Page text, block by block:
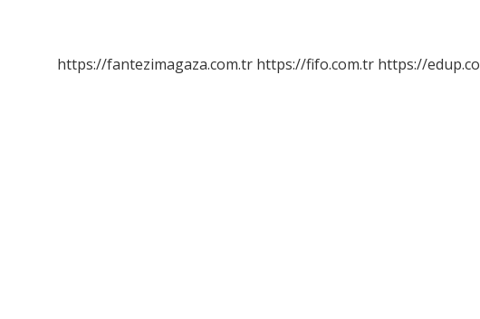
https://fantezimagaza.com.tr https://fifo.com.tr https://